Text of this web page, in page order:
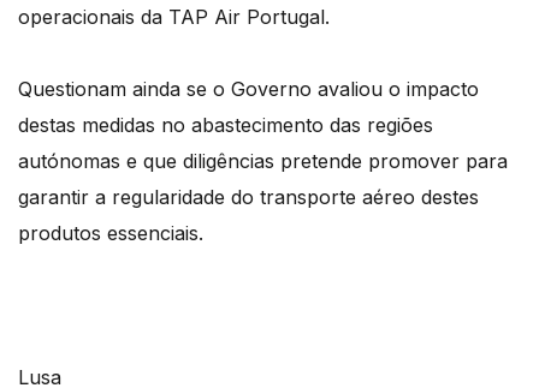
operacionais da TAP Air Portugal.
Questionam ainda se o Governo avaliou o impacto
destas medidas no abastecimento das regiões
autónomas e que diligências pretende promover para
garantir a regularidade do transporte aéreo destes
produtos essenciais.
Lusa